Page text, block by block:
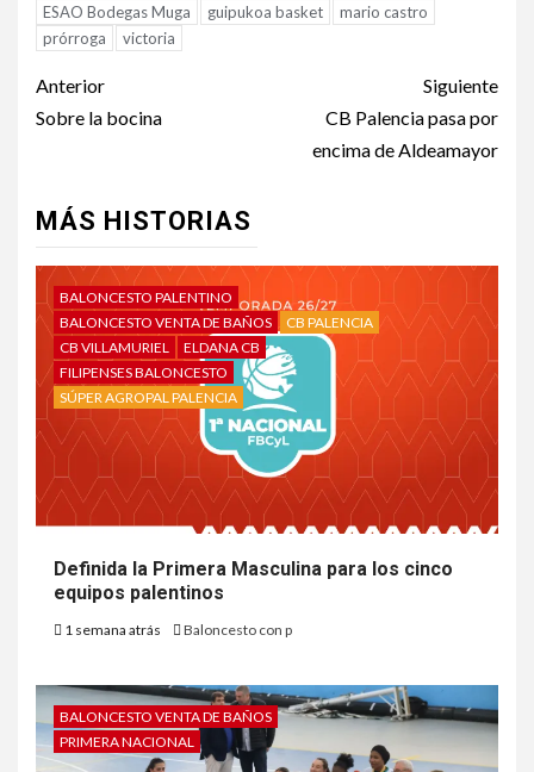
ESAO Bodegas Muga
guipukoa basket
mario castro
prórroga
victoria
Anterior
Sobre la bocina
Siguiente
CB Palencia pasa por
encima de Aldeamayor
MÁS HISTORIAS
BALONCESTO PALENTINO
BALONCESTO VENTA DE BAÑOS
CB PALENCIA
CB VILLAMURIEL
ELDANA CB
FILIPENSES BALONCESTO
SÚPER AGROPAL PALENCIA
Definida la Primera Masculina para los cinco
equipos palentinos
1 semana atrás Baloncesto con p
BALONCESTO VENTA DE BAÑOS
PRIMERA NACIONAL